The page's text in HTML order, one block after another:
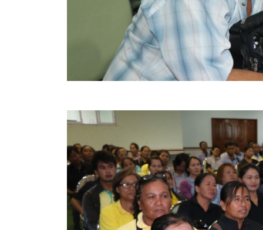
รายงานรายรับรายจ่าย อบจ.สุพรรณบุรี
รายงานการติดตามและประเมินผลแผนพัฒนาท้อง
สรุปผลการประเมินความพึงพอใจ
ระบบสืบค้นข้อมูล ประกาศ ก.จ.จ. สุพรรณบุรี (พ.ศ
Document
คลินิกเซ็นเตอร์
แบบฟอร์มบริหารงานบุคคล